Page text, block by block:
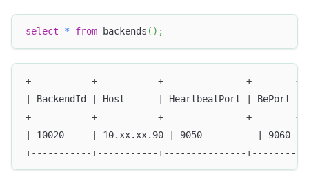
select * from backends ( ) ;
+-----------+-----------+---------------
| BackendId | Host      | HeartbeatPort |
+-----------+-----------+---------------
| 10020     | 10.xx.xx.90 | 9050          | 9060   |
+-----------+-----------+---------------